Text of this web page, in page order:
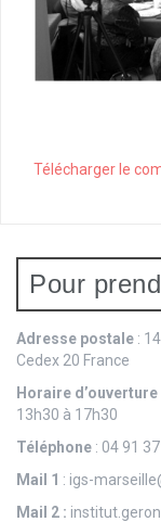
Télécharger le
Pour
Adresse postale :
Cedex 20 France
Horaire d’ouverture
13h30 à 17h30
Téléphone : 04 91
Mail 1 : igs-
Mail 2 :